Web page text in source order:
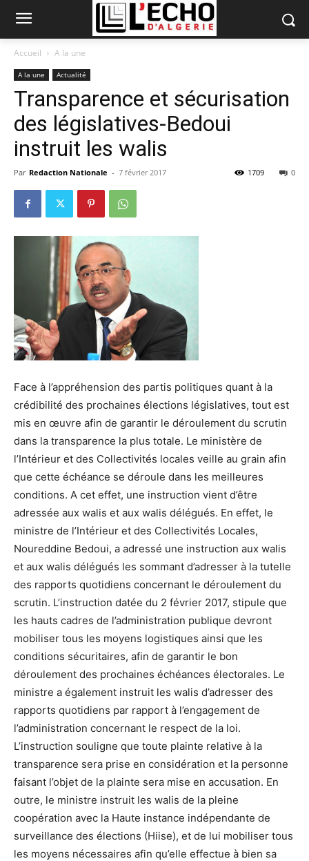
Accueil A la une
A la une Actualité
Transparence et sécurisation
des législatives-Bedoui
instruit les walis
Par Redaction Nationale - 7 février 2017 0
1709
Face à l’appréhension des partis politiques quant à la
crédibilité des prochaines élections législatives, tout est
mis en œuvre afin de garantir le déroulement du scrutin
dans la transparence la plus totale. Le ministère de
l’Intérieur et des Collectivités locales veille au grain afin
que cette échéance se déroule dans les meilleures
conditions. A cet effet, une instruction vient d’être
adressée aux walis et aux walis délégués. En effet, le
ministre de l’Intérieur et des Collectivités Locales,
Noureddine Bedoui, a adressé une instruction aux walis
et aux walis délégués les sommant d’adresser à la tutelle
des rapports quotidiens concernant le déroulement du
scrutin. L’instruction datée du 2 février 2017, stipule que
les hauts cadres de l’administration publique devront
mobiliser tous les moyens logistiques ainsi que les
conditions sécuritaires, afin de garantir le bon
déroulement des prochaines échéances électorales. Le
ministre a également instruit les walis d’adresser des
rapports quotidiens par rapport à l’engagement de
l’administration concernant le respect de la loi.
L’instruction souligne que toute plainte relative à la
transparence sera prise en considération et la personne
faisant l’objet de la plainte sera mise en accusation. En
outre, le ministre instruit les walis de la pleine
coopération avec la Haute instance indépendante de
surveillance des élections (Hiise), et de lui mobiliser tous
les moyens nécessaires afin qu’elle effectue à bien sa